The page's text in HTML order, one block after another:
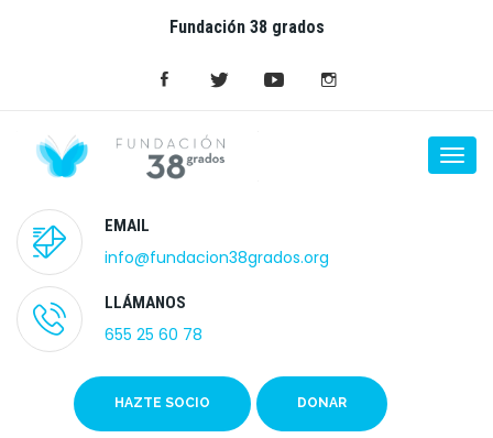
Fundación 38 grados
EMAIL
info@fundacion38grados.org
LLÁMANOS
655 25 60 78
HAZTE SOCIO DONAR